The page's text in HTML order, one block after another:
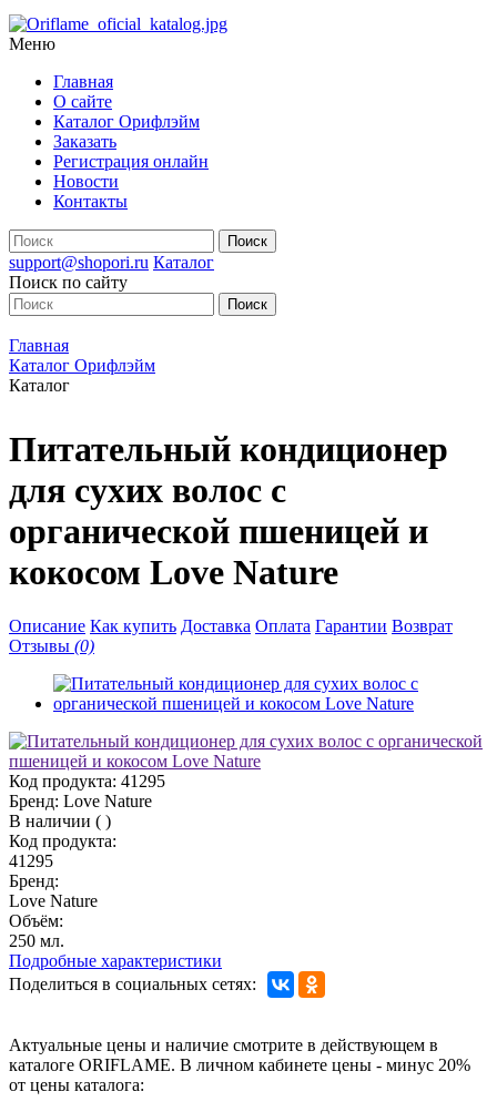
Меню
Главная
О сайте
Каталог Орифлэйм
Заказать
Регистрация онлайн
Новости
Контакты
support@shopori.ru Каталог
Поиск по сайту
Главная
Каталог Орифлэйм
Каталог
Питательный кондиционер
для сухих волос с
органической пшеницей и
кокосом Love Nature
Описание Как купить Доставка Оплата Гарантии Возврат
Отзывы (0)
Код продукта: 41295
Бренд: Love Nature
В наличии ( )
Код продукта:
41295
Бренд:
Love Nature
Объём:
250 мл.
Подробные характеристики
Поделиться в социальных сетях:
Актуальные цены и наличие смотрите в действующем в
каталоге ORIFLAME. В личном кабинете цены - минус 20%
от цены каталога: